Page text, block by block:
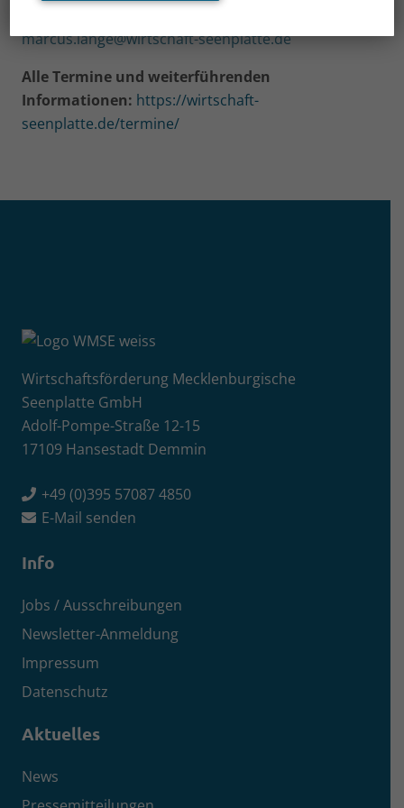
marcus.lange@wirtschaft-seenplatte.de
Alle Termine und weiterführenden
Informationen: https://wirtschaft-
seenplatte.de/termine/
Wirtschaftsförderung Mecklenburgische
Seenplatte GmbH
Adolf-Pompe-Straße 12-15
17109 Hansestadt Demmin
+49 (0)395 57087 4850
E-Mail senden
Info
Jobs / Ausschreibungen
Newsletter-Anmeldung
Impressum
Datenschutz
Aktuelles
News